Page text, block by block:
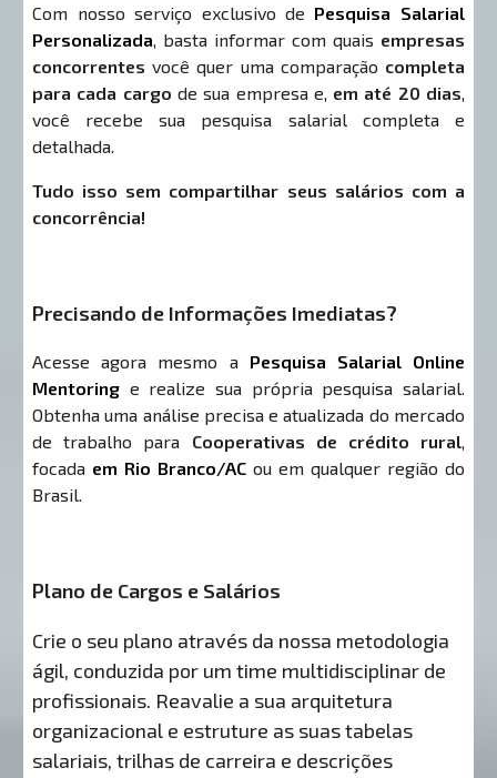
Com nosso serviço exclusivo de Pesquisa Salarial
Personalizada, basta informar com quais empresas
concorrentes você quer uma comparação completa
para cada cargo de sua empresa e, em até 20 dias,
você recebe sua pesquisa salarial completa e
detalhada.
Tudo isso sem compartilhar seus salários com a
concorrência!
Precisando de Informações Imediatas?
Acesse agora mesmo a Pesquisa Salarial Online
Mentoring e realize sua própria pesquisa salarial.
Obtenha uma análise precisa e atualizada do mercado
de trabalho para Cooperativas de crédito rural,
focada em Rio Branco/AC ou em qualquer região do
Brasil.
Plano de Cargos e Salários
Crie o seu plano através da nossa metodologia
ágil, conduzida por um time multidisciplinar de
profissionais. Reavalie a sua arquitetura
organizacional e estruture as suas tabelas
salariais, trilhas de carreira e descrições